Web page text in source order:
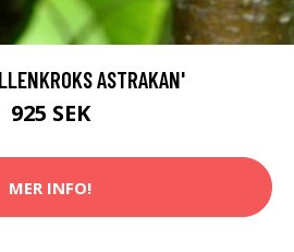
ASTRAKAN'
925 SEK
MER INFO!